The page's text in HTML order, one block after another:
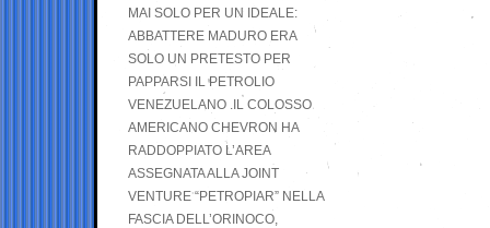
MAI SOLO PER UN IDEALE:
ABBATTERE MADURO ERA
SOLO UN PRETESTO PER
PAPPARSI IL PETROLIO
VENEZUELANO .IL COLOSSO
AMERICANO CHEVRON HA
RADDOPPIATO L’AREA
ASSEGNATA ALLA JOINT
VENTURE “PETROPIAR” NELLA
FASCIA DELL’ORINOCO,